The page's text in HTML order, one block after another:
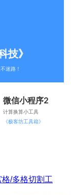
技》
迷路！
微信小程序2
计算换算小工具
《极客坊工具箱》
/多格切割工